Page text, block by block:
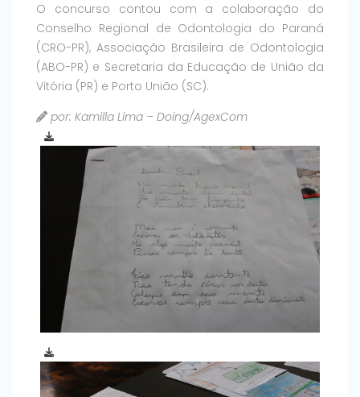
O concurso contou com a colaboração do
Conselho Regional de Odontologia do Paraná
(CRO-PR), Associação Brasileira de Odontologia
(ABO-PR) e Secretaria da Educação de União da
Vitória (PR) e Porto União (SC).
por: Kamilla Lima – Doing/AgexCom